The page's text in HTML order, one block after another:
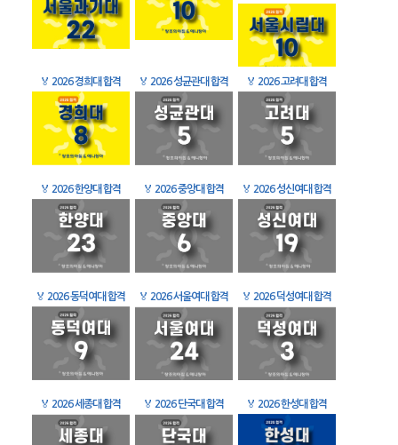
🏅 2026 경희대 합격 🏅 2026 성균관대 합격 🏅 2026 고려대 합격
🏅 2026 한양대 합격 🏅 2026 중앙대 합격 🏅 2026 성신여대 합격
🏅 2026 동덕여대 합격 🏅 2026 서울여대 합격 🏅 2026 덕성여대 합격
🏅 2026 세종대 합격 🏅 2026 단국대 합격 🏅 2026 한성대 합격